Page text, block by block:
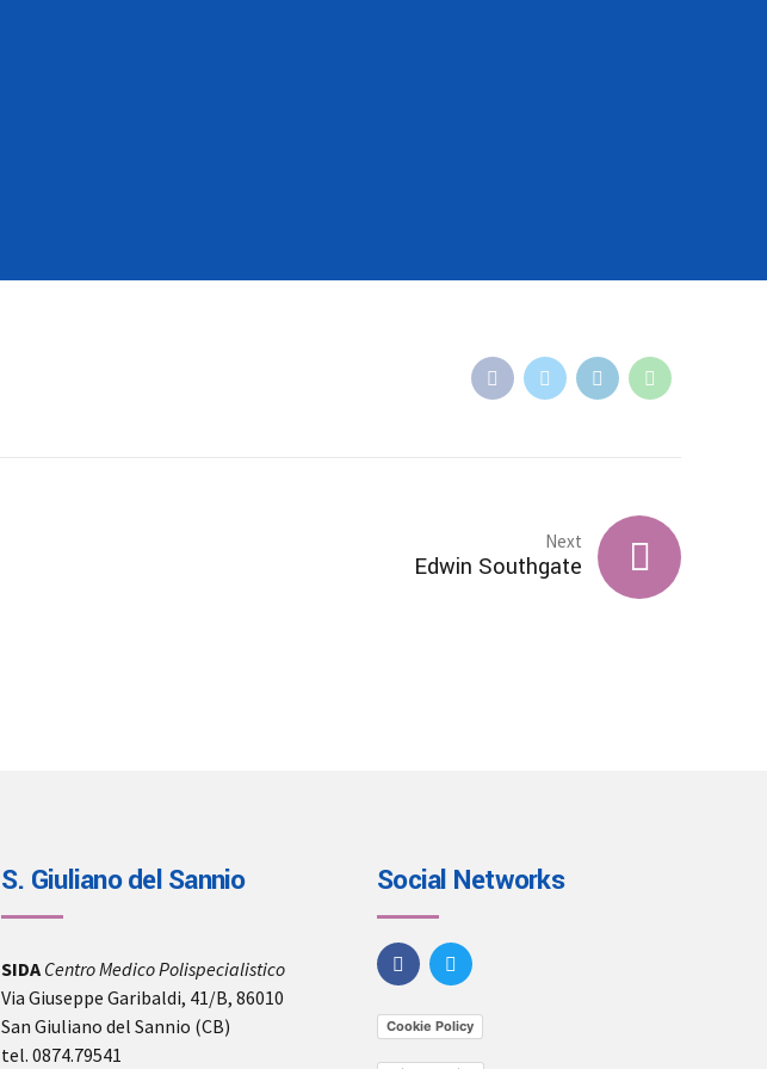
Next
Edwin Southgate
S. Giuliano del Sannio
SIDA Centro Medico Polispecialistico
Via Giuseppe Garibaldi, 41/B, 86010
San Giuliano del Sannio (CB)
tel. 0874.79541
Social Networks
Cookie Policy